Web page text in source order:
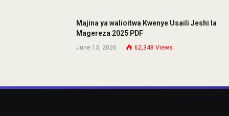
Majina ya walioitwa Kwenye Usaili Jeshi la
Magereza 2025 PDF
June 13, 2026 62,348 Views